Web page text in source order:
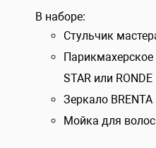
В наборе:
Стульчик
Парикмахерское
STAR или RONDE
Зеркало BRENTA
Мойка для волос